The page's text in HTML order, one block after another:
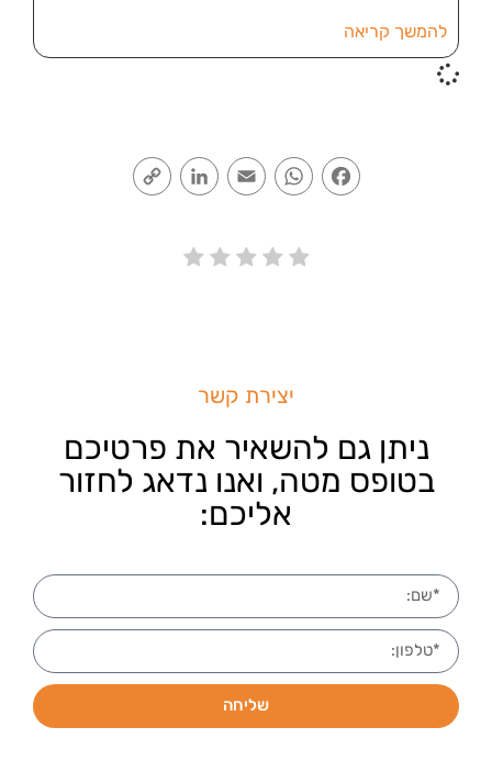
להמשך קריאה
Facebook
WhatsApp
Email
LinkedIn
יצירת קשר
ניתן גם להשאיר את פרטיכם
בטופס מטה, ואנו נדאג לחזור
אליכם:
שליחה